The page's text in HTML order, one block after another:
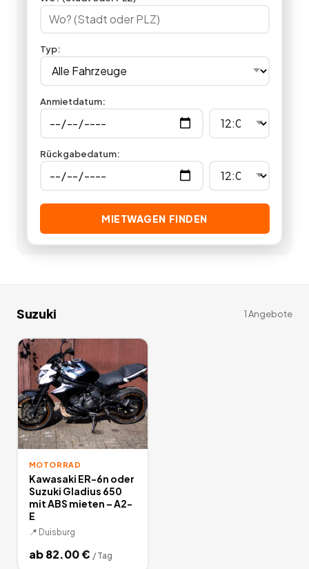
ein Quad mieten. 1Angebote
Typ:
Anmietdatum:
Rückgabedatum:
MIETWAGEN FINDEN
Suzuki 1Angebote
MOTORRAD
Kawasaki ER-6n oder
Suzuki Gladius 650
mit ABS mieten – A2-
E
📍 Duisburg
ab82.00€ / Tag